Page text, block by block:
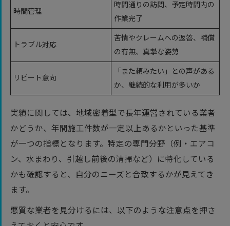
時間管理
時間通りの訪問、予定時間内の
作業完了
トラブル対応
苦情やクレームへの返答、補償
の有無、真摯な姿勢
リピート意向
「また頼みたい」との声がある
か、継続的な利用が多いか
実績に関しては、地域密着型で長年運営されている業者
かどうか、年間施工件数が一定以上あるかといった基準
が一つの指標となります。特定の専門分野（例・エアコ
ン、水まわり、引越し前後の清掃など）に特化している
かも確認すると、自分のニーズと合致するかが見えてき
ます。
悪質な業者を見分けるには、以下のような注意点を押さ